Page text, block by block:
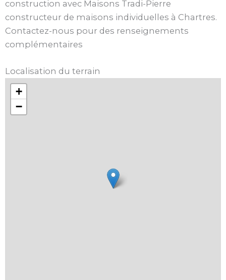
construction avec Maisons Tradi-Pierre
constructeur de maisons individuelles à Chartres.
Contactez-nous pour des renseignements
complémentaires
Localisation du terrain
+
−